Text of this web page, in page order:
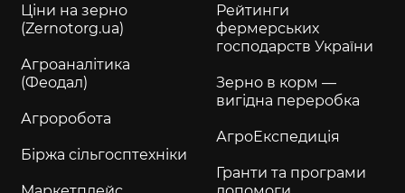
Ціни на зерно
(Zernotorg.ua)
Агроаналітика
(Феодал)
Агроробота
Біржа сільгосптехніки
Рейтинги
фермерських
господарств України
Зерно в корм —
вигідна переробка
АгроЕкспедиція
Гранти та програми